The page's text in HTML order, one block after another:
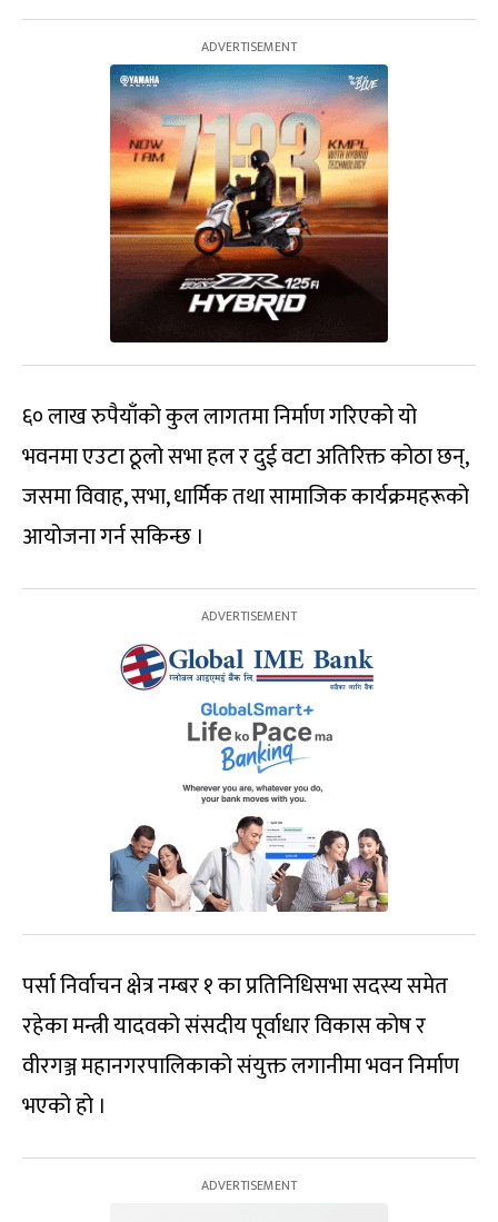
६० लाख रुपैयाँको कुल लागतमा निर्माण गरिएको यो
भवनमा एउटा ठूलो सभा हल र दुई वटा अतिरिक्त कोठा छन्,
जसमा विवाह, सभा, धार्मिक तथा सामाजिक कार्यक्रमहरूको
आयोजना गर्न सकिन्छ ।
पर्सा निर्वाचन क्षेत्र नम्बर १ का प्रतिनिधिसभा सदस्य समेत
रहेका मन्त्री यादवको संसदीय पूर्वाधार विकास कोष र
वीरगञ्ज महानगरपालिकाको संयुक्त लगानीमा भवन निर्माण
भएको हो ।